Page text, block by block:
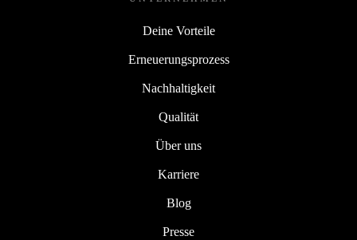
Deine Vorteile
Erneuerungsprozess
Nachhaltigkeit
Qualität
Über uns
Karriere
Blog
Presse